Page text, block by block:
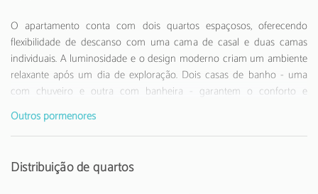
O apartamento conta com dois quartos espaçosos, oferecendo
flexibilidade de descanso com uma cama de casal e duas camas
individuais. A luminosidade e o design moderno criam um ambiente
relaxante após um dia de exploração. Dois casas de banho - uma
com chuveiro e outra com banheira - garantem o conforto e
privacidade de todos os hóspedes.
A cozinha totalmente equipada é um verdadeiro ponto alto, com
frigorífico, máquina de lavar louça, forno, micro-ondas e máquina de
Outros pormenores
Distribuição de quartos